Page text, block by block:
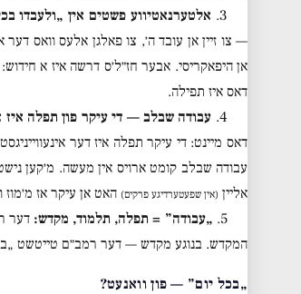
3. אלטערנאטיווע פשטים אין „ולעבדו
— צו זיין אן עובד ה׳, צו פאלגן אלעס וואס
אן היפאקריסי. אבער חז״ל׳ס דרשה איז א
דאס איז תפילה.
4. עבודה שבלב — די עיקר פון תפלה איז
דאס מיינט: די עיקר תפלה איז דער
עבודה שבלב קומט ארויס אין מעשה. מ׳קען
אליין (אין שפעטערדיגע פרקים) האט אן עיקר אז
5. „עבודה” = תפלה, תלמוד, מקדש: דער
המקדש. בנוגע מקדש — דער רמב״ם טייטשט
„בכל יום” — פון וואנעט?